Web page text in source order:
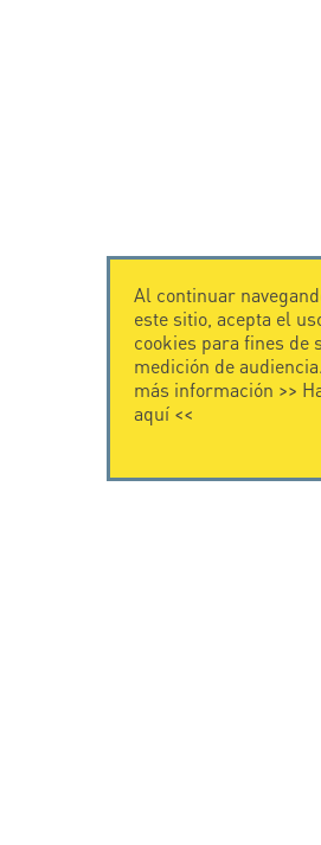
Al continuar
este sitio, acepta el
cookies para fines de
medición de
más información >>
aquí<<